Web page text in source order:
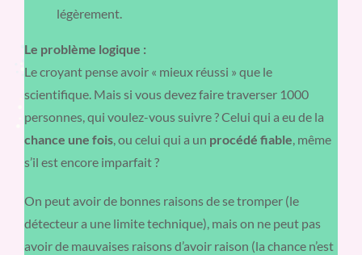
légèrement.
Le problème logique :
Le croyant pense avoir « mieux réussi » que le
scientifique. Mais si vous devez faire traverser 1000
personnes, qui voulez-vous suivre ? Celui qui a eu de la
chance une fois, ou celui qui a un procédé fiable, même
s’il est encore imparfait ?
On peut avoir de bonnes raisons de se tromper (le
détecteur a une limite technique), mais on ne peut pas
avoir de mauvaises raisons d’avoir raison (la chance n’est